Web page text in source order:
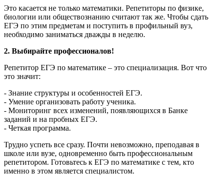
Это касается не только математики. Репетиторы по физике,
биологии или обществознанию считают так же. Чтобы сдать
ЕГЭ по этим предметам и поступить в профильный вуз,
необходимо заниматься дважды в неделю.
2. Выбирайте профессионалов!
Репетитор ЕГЭ по математике – это специализация. Вот что
это значит:
- Знание структуры и особенностей ЕГЭ.
- Умение организовать работу ученика.
- Мониторинг всех изменений, появляющихся в Банке
заданий и на пробных ЕГЭ.
- Четкая программа.
Трудно успеть все сразу. Почти невозможно, преподавая в
школе или вузе, одновременно быть профессиональным
репетитором. Готовьтесь к ЕГЭ по математике с тем, кто
именно в этом является специалистом.